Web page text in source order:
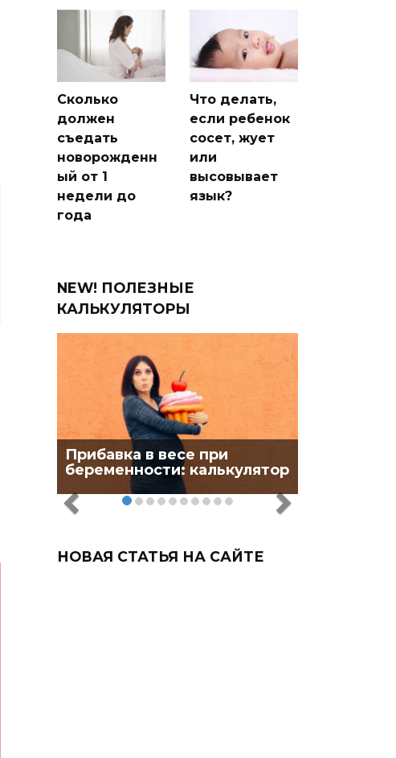
Сколько
должен
съедать
новорожденн
ый от 1
недели до
года
Что делать,
если ребенок
сосет, жует
или
высовывает
язык?
NEW! ПОЛЕЗНЫЕ
КАЛЬКУЛЯТОРЫ
Прибавка в весе при
беременности: калькулятор
НОВАЯ СТАТЬЯ НА САЙТЕ